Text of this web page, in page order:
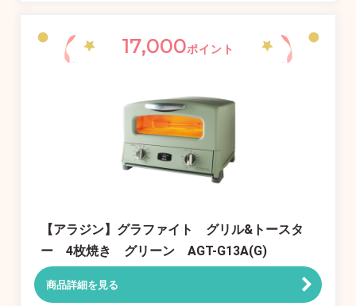
17,000ポイント
【アラジン】グラファイト グリル&トースタ
ー 4枚焼き グリーン AGT-G13A(G)
商品詳細を見る